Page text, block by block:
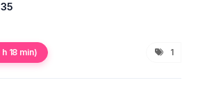
18 min) 1